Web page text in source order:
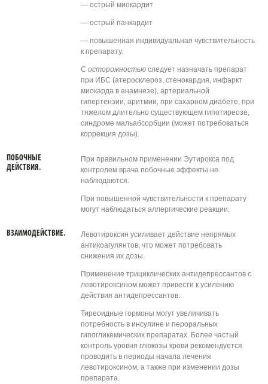
— острый миокардит
— острый панкардит
— повышенная индивидуальная чувствительность
к препарату.
С осторожностьюследует назначать препарат
при ИБС (атеросклероз, стенокардия, инфаркт
миокарда в анамнезе), артериальной
гипертензии, аритмии, при сахарном диабете, при
тяжелом длительно существующем гипотиреозе,
синдроме мальабсорбции (может потребоваться
коррекция дозы).
ПОБОЧНЫЕ
ДЕЙСТВИЯ.
При правильном применении Эутирокса под
контролем врача побочные эффекты не
наблюдаются.
При повышенной чувствительности к препарату
могут наблюдаться аллергические реакции.
ВЗАИМОДЕЙСТВИЕ.
Левотироксин усиливает действие непрямых
антикоагулянтов, что может потребовать
снижения их дозы.
Применение трициклических антидепрессантов с
левотироксином может привести к усилению
действия антидепрессантов.
Тиреоидные гормоны могут увеличивать
потребность в инсулине и пероральных
гипогликемических препаратах. Более частый
контроль уровня глюкозы крови рекомендуется
проводить в периоды начала лечения
левотироксином, а также при изменении дозы
препарата.